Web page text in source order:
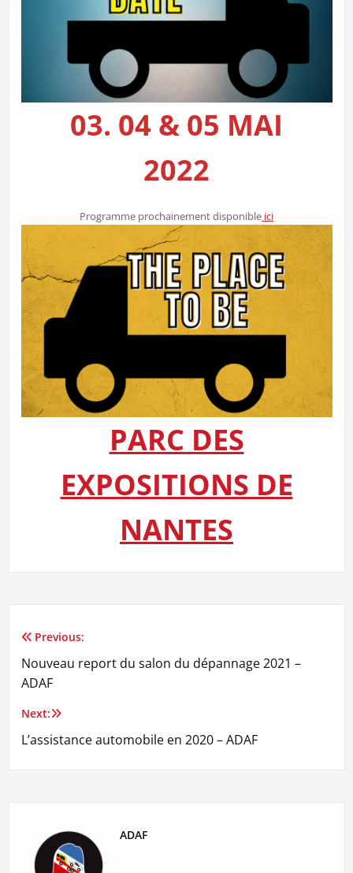
03. 04 & 05 MAI
2022
Programme prochainement disponible ici
PARC DES
EXPOSITIONS DE
NANTES
Navigation
de
l’article
Previous:
Nouveau report du salon du dépannage 2021 –
ADAF
Next:
L’assistance automobile en 2020 – ADAF
ADAF